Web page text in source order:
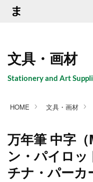
文具・画材
Stationery and Art
HOME 文具・画材
万年筆 中字
ン・パイロッ
チナ・パーカ